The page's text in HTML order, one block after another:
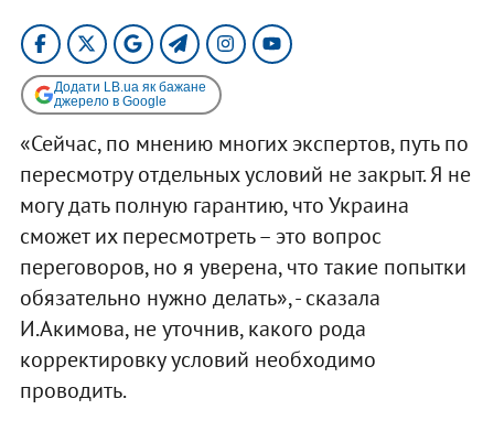
Додати LB.ua як бажане
джерело в Google
«Сейчас, по мнению многих экспертов, путь по
пересмотру отдельных условий не закрыт. Я не
могу дать полную гарантию, что Украина
сможет их пересмотреть – это вопрос
переговоров, но я уверена, что такие попытки
обязательно нужно делать», - сказала
И.Акимова, не уточнив, какого рода
корректировку условий необходимо
проводить.